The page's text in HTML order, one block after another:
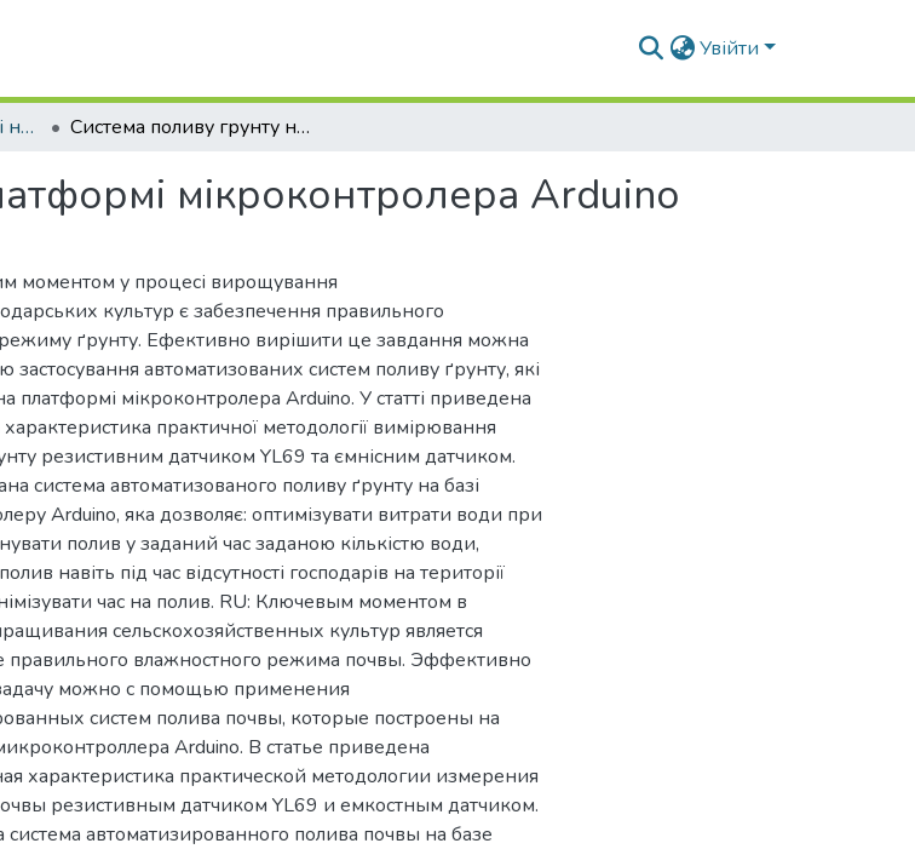
Увійти
Кафедра Комп'ютерні науки Система поливу грунту на платформі мікроконтролера Arduino
мікроконтролера Arduino
моментом у процесі вирощування
культур є забезпечення правильного
режиму ґрунту. Ефективно вирішити це завдання можна
застосування автоматизованих систем поливу ґрунту, які
платформі мікроконтролера Arduino. У статті приведена
практичної методології вимірювання
резистивним датчиком YL69 та ємнісним датчиком.
система автоматизованого поливу ґрунту на базі
Arduino, яка дозволяє: оптимізувати витрати води при
полив у заданий час заданою кількістю води,
навіть під час відсутності господарів на території
час на полив. RU: Ключевым моментом в
сельскохозяйственных культур является
правильного влажностного режима почвы. Эффективно
можно с помощью применения
систем полива почвы, которые построены на
Arduino. В статье приведена
характеристика практической методологии измерения
резистивным датчиком YL69 и емкостным датчиком.
автоматизированного полива почвы на базе